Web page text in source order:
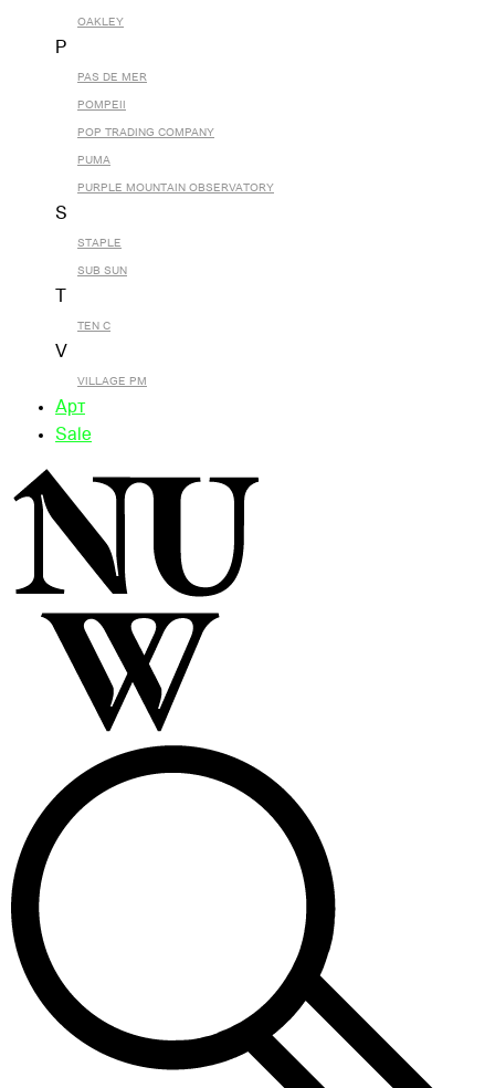
OAKLEY
P
PAS DE MER
POMPEII
POP TRADING COMPANY
PUMA
PURPLE MOUNTAIN OBSERVATORY
S
STAPLE
SUB SUN
TEN C
V
VILLAGE PM
Арт
Sale